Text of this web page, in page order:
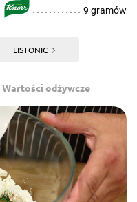
9 gramów
LISTONIC
Wartości odżywcze